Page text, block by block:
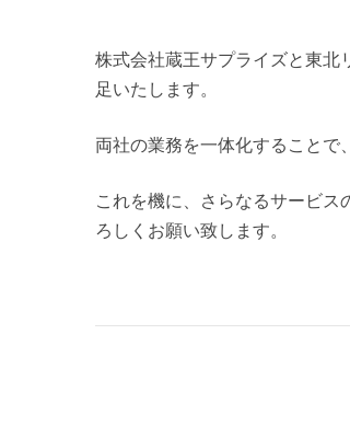
株式会社蔵王サプライズと東北
足いたします。
両社の業務を一体化することで
これを機に、さらなるサービス
ろしくお願い致します。